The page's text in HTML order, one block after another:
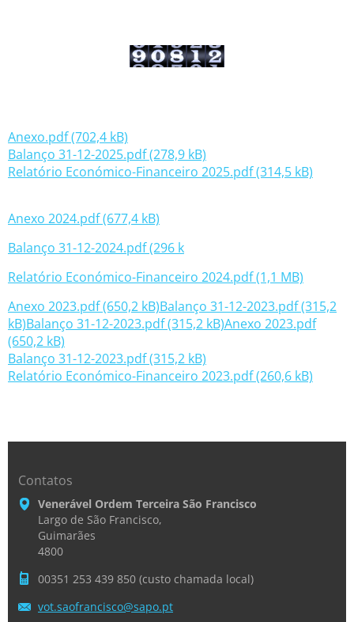
Anexo.pdf (702,4 kB)
Balanço 31-12-2025.pdf (278,9 kB)
Relatório Económico-Financeiro 2025.pdf (314,5 kB)
Anexo 2024.pdf (677,4 kB)
Balanço 31-12-2024.pdf (296 k
Relatório Económico-Financeiro 2024.pdf (1,1 MB)
Anexo 2023.pdf (650,2 kB)Balanço 31-12-2023.pdf (315,2
kB)Balanço 31-12-2023.pdf (315,2 kB)Anexo 2023.pdf
(650,2 kB)
Balanço 31-12-2023.pdf (315,2 kB)
Relatório Económico-Financeiro 2023.pdf (260,6 kB)
Contatos
Venerável Ordem Terceira São Francisco
Largo de São Francisco,
Guimarães
4800
00351 253 439 850 (custo chamada local)
vot.saofrancisco@sapo.pt